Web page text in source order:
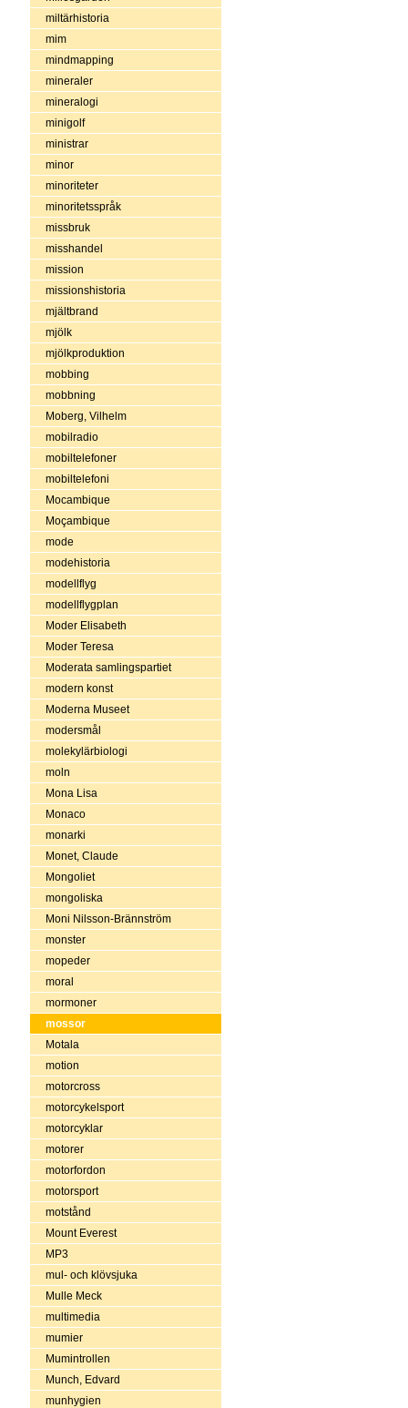
miltärhistoria
mim
mindmapping
mineraler
mineralogi
minigolf
ministrar
minor
minoriteter
minoritetsspråk
missbruk
misshandel
mission
missionshistoria
mjältbrand
mjölk
mjölkproduktion
mobbing
mobbning
Moberg, Vilhelm
mobilradio
mobiltelefoner
mobiltelefoni
Mocambique
Moçambique
mode
modehistoria
modellflyg
modellflygplan
Moder Elisabeth
Moder Teresa
Moderata samlingspartiet
modern konst
Moderna Museet
modersmål
molekylärbiologi
moln
Mona Lisa
Monaco
monarki
Monet, Claude
Mongoliet
mongoliska
Moni Nilsson-Brännström
monster
mopeder
moral
mormoner
mossor
Motala
motion
motorcross
motorcykelsport
motorcyklar
motorer
motorfordon
motorsport
motstånd
Mount Everest
MP3
mul- och klövsjuka
Mulle Meck
multimedia
mumier
Mumintrollen
Munch, Edvard
munhygien